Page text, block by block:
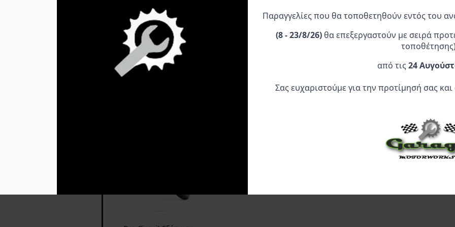
Works Expansion
Chamber Ατσάλι Για
Honda CR125R
’87-’88
349,95€
Chamber Ατσάλι
’02-’24, YZ250X
Προσθήκη Στο
Καλάθι
Yamaha YZ 125
199,95€
Προσθήκη Στο
Καλάθι
Παραγγελίες που θα τοποθετηθούν εντός του
(8 - 23/8/26)θα επεξεργαστούν με σειρά
από τις24
Σας ευχαριστούμε για την προτίμησή σας